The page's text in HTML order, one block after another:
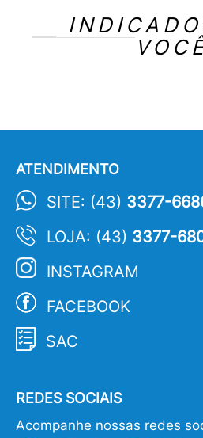
ATENDIMENTO
SITE: (43) 3377-
LOJA: (43) 3377-
INSTAGRAM
FACEBOOK
SAC
REDES SOCIAIS
Acompanhe nossas redes